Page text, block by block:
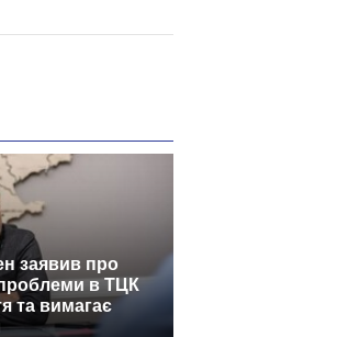
заявив про
в ТЦК
та вимагає